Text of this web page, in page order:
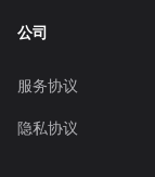
公司
服务协议
隐私协议